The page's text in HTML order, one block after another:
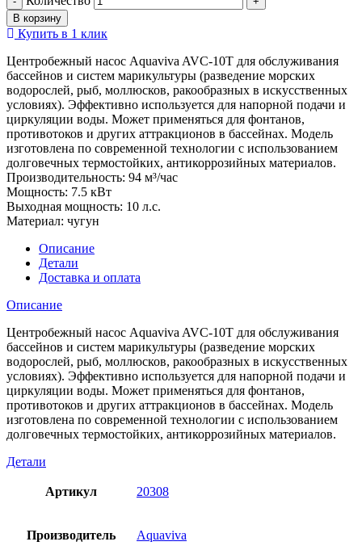
В корзину
Купить в 1 клик
Центробежный насос Aquaviva AVC-10T для обслуживания
бассейнов и систем марикультуры (разведение морских
водорослей, рыб, моллюсков, ракообразных в искусственных
условиях). Эффективно используется для напорной подачи и
циркуляции воды. Может применяться для фонтанов,
противотоков и других аттракционов в бассейнах. Модель
изготовлена по современной технологии с использованием
долговечных термостойких, антикоррозийных материалов.
Производительность: 94 м³/час
Мощность: 7.5 кВт
Выходная мощность: 10 л.с.
Материал: чугун
Описание
Детали
Доставка и оплата
Описание
Центробежный насос Aquaviva AVC-10T для обслуживания
бассейнов и систем марикультуры (разведение морских
водорослей, рыб, моллюсков, ракообразных в искусственных
условиях). Эффективно используется для напорной подачи и
циркуляции воды. Может применяться для фонтанов,
противотоков и других аттракционов в бассейнах. Модель
изготовлена по современной технологии с использованием
долговечных термостойких, антикоррозийных материалов.
Детали
Артикул 20308
Производитель Aquaviva